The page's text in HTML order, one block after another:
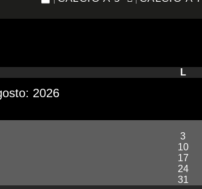
2026
L
3
10
17
24
31